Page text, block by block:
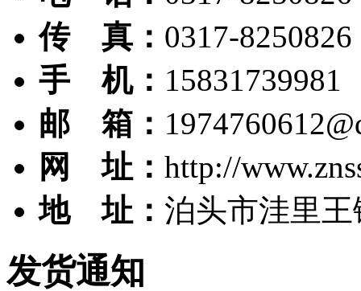
传 真： 0317-8250826
手 机： 15831739981
邮 箱：
网 址： http://
地 址： 泊头市洼里
发货通知